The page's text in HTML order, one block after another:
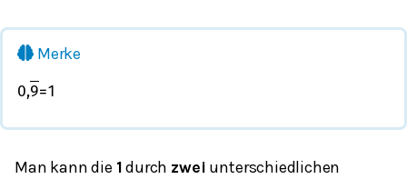
Merke
0,9=1
Man kann die 1durch zwei unterschiedlichen